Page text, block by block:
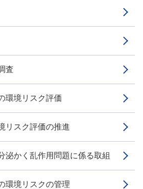
査
境リスク評価
スク評価の推進
かく乱作用問題に係る取組
境リスクの管理